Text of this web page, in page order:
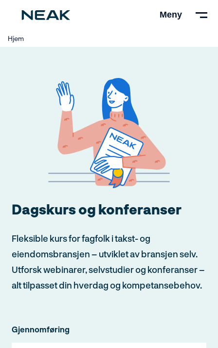
hovedinnhold
Meny
Hjem
Dagskurs og konferanser
Fleksible kurs for fagfolk i takst- og
eiendomsbransjen – utviklet av bransjen selv.
Utforsk webinarer, selvstudier og konferanser –
alt tilpasset din hverdag og kompetansebehov.
Gjennomføring